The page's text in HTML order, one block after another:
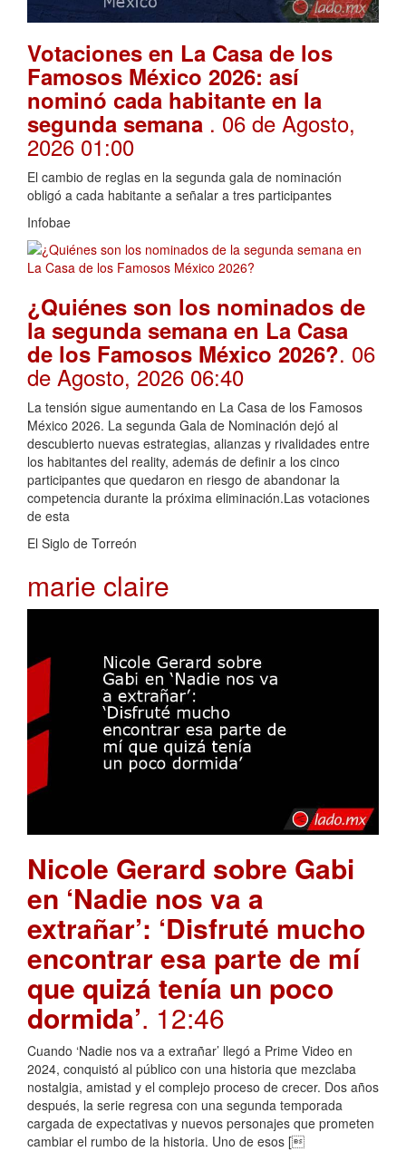
Votaciones en La Casa de los
Famosos México 2026: así
nominó cada habitante en la
segunda semana . 06 de Agosto,
2026 01:00
El cambio de reglas en la segunda gala de nominación
obligó a cada habitante a señalar a tres participantes
Infobae
¿Quiénes son los nominados de
la segunda semana en La Casa
de los Famosos México 2026?. 06
de Agosto, 2026 06:40
La tensión sigue aumentando en La Casa de los Famosos
México 2026. La segunda Gala de Nominación dejó al
descubierto nuevas estrategias, alianzas y rivalidades entre
los habitantes del reality, además de definir a los cinco
participantes que quedaron en riesgo de abandonar la
competencia durante la próxima eliminación.Las votaciones
de esta
El Siglo de Torreón
marie claire
Nicole Gerard sobre Gabi
en ‘Nadie nos va a
extrañar’: ‘Disfruté mucho
encontrar esa parte de mí
que quizá tenía un poco
dormida’. 12:46
Cuando ‘Nadie nos va a extrañar’ llegó a Prime Video en
2024, conquistó al público con una historia que mezclaba
nostalgia, amistad y el complejo proceso de crecer. Dos años
después, la serie regresa con una segunda temporada
cargada de expectativas y nuevos personajes que prometen
cambiar el rumbo de la historia. Uno de esos [